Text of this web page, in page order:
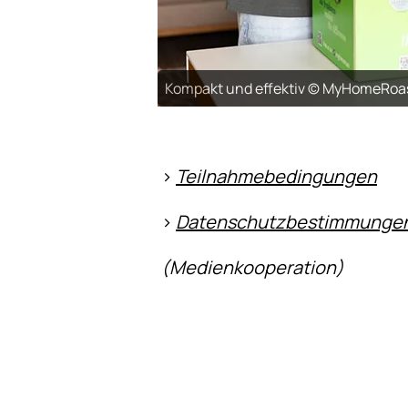
Kompakt und effektiv ©
> Teilnahmebedingungen
>
(Medienkooperation)